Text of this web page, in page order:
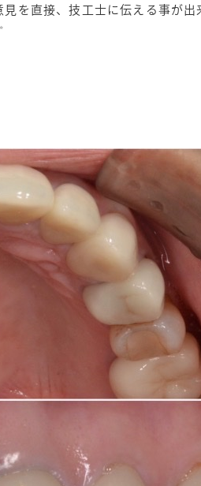
を直接、技工士に伝える事が